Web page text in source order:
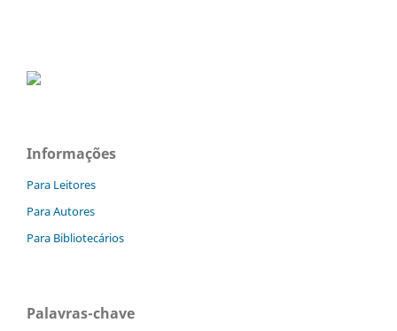
Informações
Para Leitores
Para Autores
Para Bibliotecários
Palavras-chave